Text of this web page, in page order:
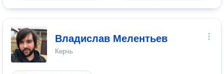
Владислав Мелентьев
Керчь